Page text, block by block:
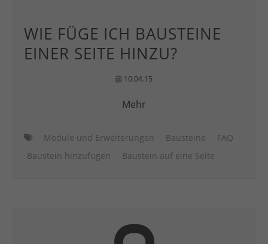
WIE FÜGE ICH BAUSTEINE
EINER SEITE HINZU?
10.04.15
Mehr
Module und Erweiterungen Bausteine
FAQ
Baustein hinzufügen
Baustein auf eine Seite